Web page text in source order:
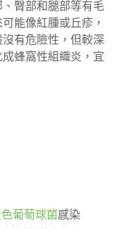
臀部和腿部等有毛
能像紅腫或丘疹，
有危險性，但較深
蜂窩性組織炎，宜
葡萄球菌感染